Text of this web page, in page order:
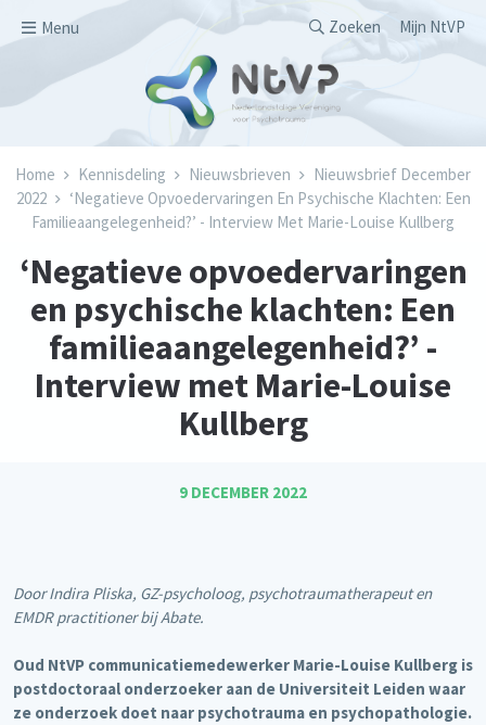
Menu
Secondary
Zoeken Mijn NtVP
Kruimelpad
Home Kennisdeling Nieuwsbrieven
Nieuwsbrief December
2022
‘Negatieve Opvoedervaringen En Psychische Klachten: Een
Familieaangelegenheid?’ - Interview Met Marie-Louise Kullberg
‘Negatieve opvoedervaringen
en psychische klachten: Een
familieaangelegenheid?’ -
Interview met Marie-Louise
Kullberg
9 DECEMBER 2022
Door Indira Pliska, GZ-psycholoog, psychotraumatherapeut en
EMDR practitioner bij Abate.
Oud NtVP communicatiemedewerker Marie-Louise Kullberg is
postdoctoraal onderzoeker aan de Universiteit Leiden waar
ze onderzoek doet naar psychotrauma en psychopathologie.